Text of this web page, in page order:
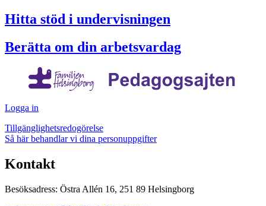
Hitta stöd i undervisningen
Berätta om din arbetsvardag
Logga in
Tillgänglighetsredogörelse
Så här behandlar vi dina personuppgifter
Kontakt
Besöksadress: Östra Allén 16, 251 89 Helsingborg